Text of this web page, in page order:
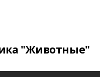
"Животные"